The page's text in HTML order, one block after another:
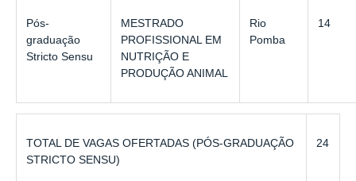
Pós-
graduação
Stricto Sensu
MESTRADO
PROFISSIONAL EM
NUTRIÇÃO E
PRODUÇÃO ANIMAL
Rio
Pomba
14
TOTAL DE VAGAS OFERTADAS (PÓS-GRADUAÇÃO
STRICTO SENSU)
24